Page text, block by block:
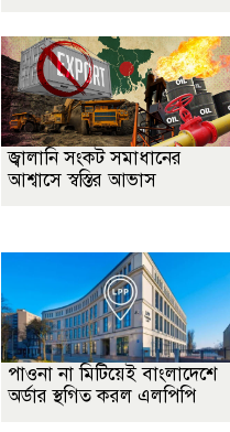
জ্বালানি সংকট সমাধানের
আশ্বাসে স্বস্তির আভাস
পাওনা না মিটিয়েই বাংলাদেশে
অর্ডার স্থগিত করল এলপিপি